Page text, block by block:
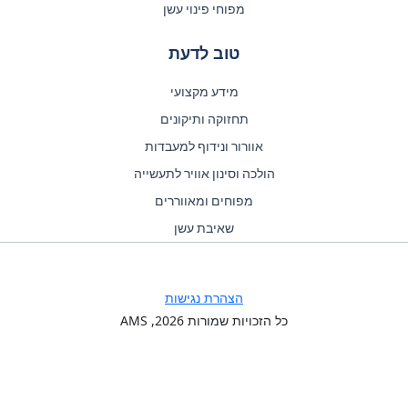
מפוחי פינוי עשן
טוב לדעת
מידע מקצועי
תחזוקה ותיקונים
אוורור ונידוף למעבדות
הולכה וסינון אוויר לתעשייה
מפוחים ומאווררים
שאיבת עשן
כל הזכויות שמורות 2026
, AMS
הצהרת נגישות